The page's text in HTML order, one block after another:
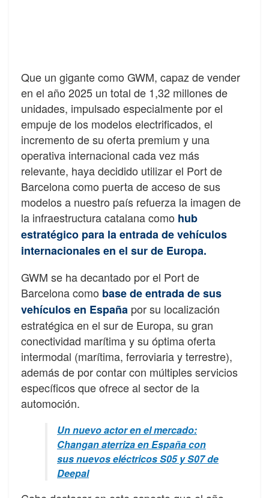
Que un gigante como GWM, capaz de vender
en el año 2025 un total de 1,32 millones de
unidades, impulsado especialmente por el
empuje de los modelos electrificados, el
incremento de su oferta premium y una
operativa internacional cada vez más
relevante, haya decidido utilizar el Port de
Barcelona como puerta de acceso de sus
modelos a nuestro país refuerza la imagen de
la infraestructura catalana como hub
estratégico para la entrada de vehículos
internacionales en el sur de Europa.
GWM se ha decantado por el Port de
Barcelona como base de entrada de sus
vehículos en España por su localización
estratégica en el sur de Europa, su gran
conectividad marítima y su óptima oferta
intermodal (marítima, ferroviaria y terrestre),
además de por contar con múltiples servicios
específicos que ofrece al sector de la
automoción.
Un nuevo actor en el mercado:
Changan aterriza en España con
sus nuevos eléctricos S05 y S07 de
Deepal